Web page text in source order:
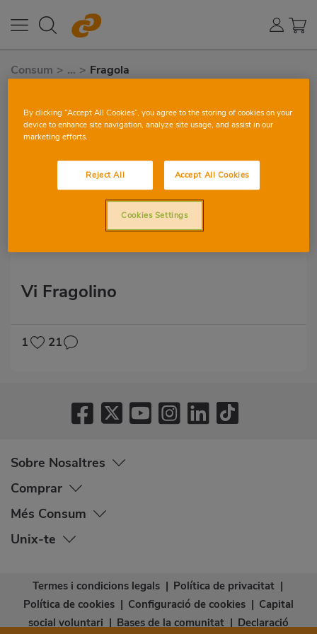
Consum > ... > Fragola
Vi Fragolino
1 21
Sobre Nosaltres
Comprar
Més Consum
Unix-te
Termes i condicions legals | Política de privacitat |
Política de cookies | Configuració de cookies | Capital
social voluntari | Bases de la comunitat | Declaració
By clicking “Accept All Cookies”, you agree to the storing of cookies on your
device to enhance site navigation, analyze site usage, and assist in our
marketing efforts.
Reject All Accept All Cookies
Cookies Settings